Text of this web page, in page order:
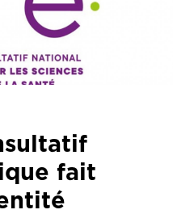
fait